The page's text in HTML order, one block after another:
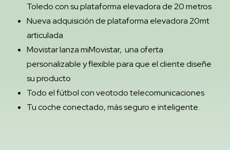
Toledo con su plataforma elevadora de 20 metros
Nueva adquisición de plataforma elevadora 20mt
articulada
Movistar lanza miMovistar, una oferta
personalizable y flexible para que el cliente diseñe
su producto
Todo el fútbol con veotodo telecomunicaciones
Tu coche conectado, más seguro e inteligente.